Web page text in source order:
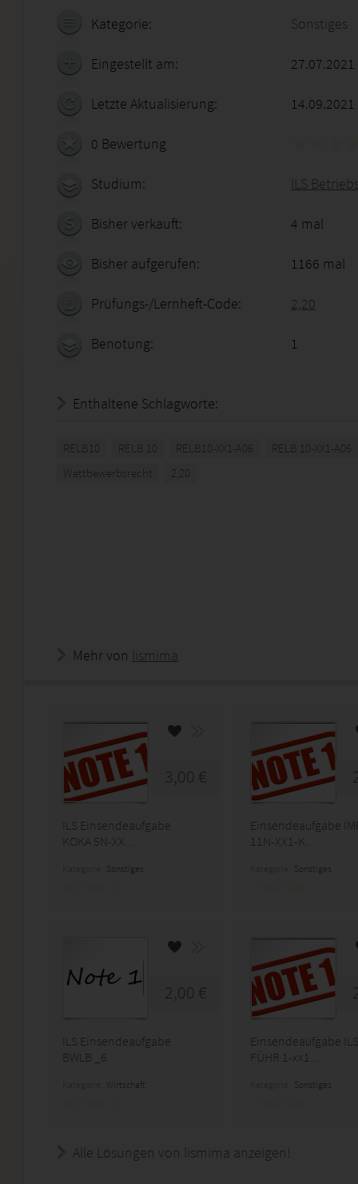
Kategorie: Sonstiges
Eingestellt am:
Letzte Aktualisierung: 14.09.2021
0 Bewertung
Studium: ILS
Bisher verkauft: 4 mal
Bisher aufgerufen: 1166 mal
Prüfungs-/Lernheft-Code: 2,20
Benotung: 1
Enthaltene Schlagworte:
RELB10 RELB 10 RELB10-XX1-A06
RELB 10-XX1-A06
Wettbewerbsrecht
2,20
Mehr von lismima
3,00 €
ILS Einsendeaufgabe
KOKA 5N-XX...
Sonstiges
Einsendeaufgabe
11N-XX1-K...
Sonstiges
2,00 €
ILS Einsendeaufgabe
BWLB _6
Wirtschaft
Einsendeaufgabe ILS
FÜHR 1-xx1...
Sonstiges
Alle Lösungen von lismima anzeigen!